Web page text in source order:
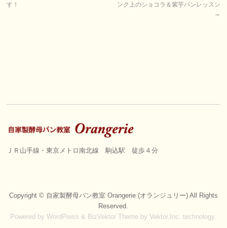
す！
ンク上のショコラ＆紫芋パンレッスン
→
ＪＲ山手線・東京メトロ南北線 駒込駅 徒歩４分
Copyright © 自家製酵母パン教室 Orangerie (オランジュリー) All Rights
Reserved.
Powered byWordPress & BizVektor Theme byVektor,Inc. technology.